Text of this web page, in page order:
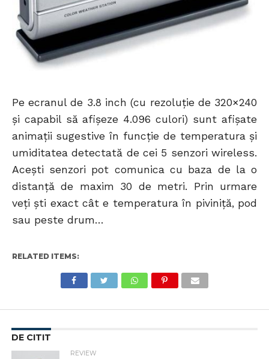
Pe ecranul de 3.8 inch (cu rezoluţie de 320×240
şi capabil să afişeze 4.096 culori) sunt afişate
animaţii sugestive în funcţie de temperatura şi
umiditatea detectată de cei 5 senzori wireless.
Aceşti senzori pot comunica cu baza de la o
distanţă de maxim 30 de metri. Prin urmare
veţi şti exact cât e temperatura în piviniţă, pod
sau peste drum…
RELATED ITEMS:
DE CITIT
REVIEW